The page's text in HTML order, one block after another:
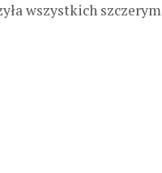
wszystkich szczerym